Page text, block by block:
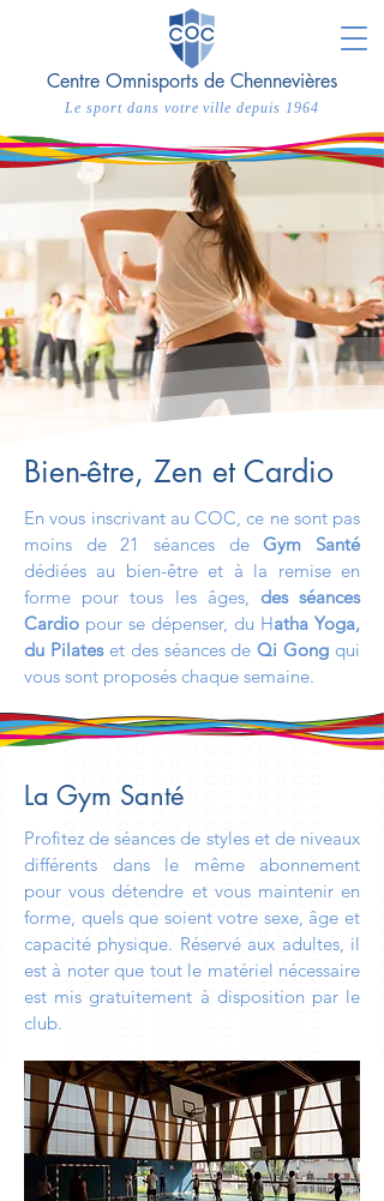
Centre Omnisports de Chennevières
Le sport dans votre ville depuis 1964
Bien-être, Zen et Cardio
En vous inscrivant au COC, ce ne sont pas
moins de 21 séances deGym Santé
dédiées au bien-être et à la remise en
forme pour tous les âges, des séances
Cardio pour se dépenser, du Hatha Yoga,
du Pilateset des séances deQi Gong qui
vous sont proposés chaque semaine.
La Gym Santé
Profitez de séances de styles et de niveaux
différents dans le même abonnement
pour vous détendre et vous maintenir en
forme, quels que soient votre sexe, âge et
capacité physique. Réservé aux adultes, il
est à noter que tout le matériel nécessaire
est mis gratuitement à disposition par le
club.